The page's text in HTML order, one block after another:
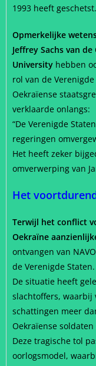
1993 heeft geschetst.
Opmerkelijke
Jeffrey Sachs van
University hebben
rol van de
Oekraïense
verklaarde onlangs:
“De Verenigde
regeringen
Het heeft zeker
omverwerping van
Het
Terwijl het conflict
Oekraïne
ontvangen van
de Verenigde Staten.
De situatie heeft
slachtoffers, waarbij
schattingen meer
Oekraïense
Deze tragische tol
oorlogsmodel,